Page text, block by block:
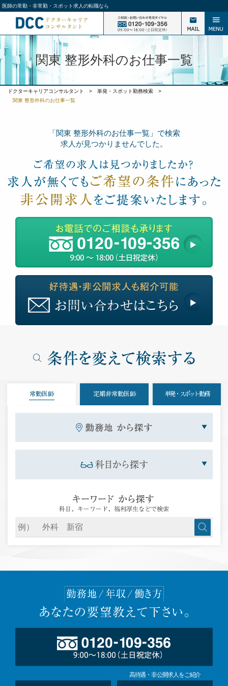
医師の常勤・非常勤・スポット求人の転職なら
関東 整形外科のお仕事一覧
ドクターキャリアコンサルタント > 単発・スポット勤務検索 >
関東 整形外科のお仕事一覧
「関東 整形外科のお仕事一覧」で検索
求人が見つかりませんでした。
常勤医師 定期非常勤医師 単発・スポット勤務
高待遇・非公開求人をご紹介